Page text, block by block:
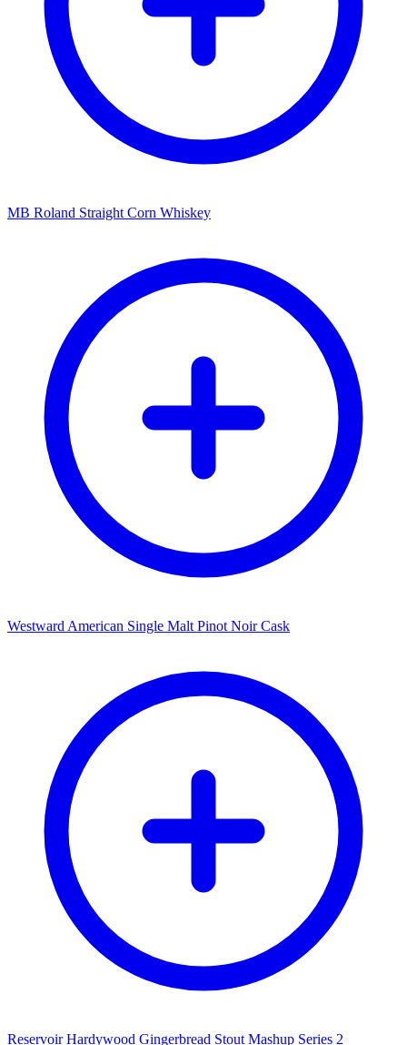
MB Roland Straight Corn Whiskey
Westward American Single Malt Pinot Noir Cask
Reservoir Hardywood Gingerbread Stout Mashup Series 2